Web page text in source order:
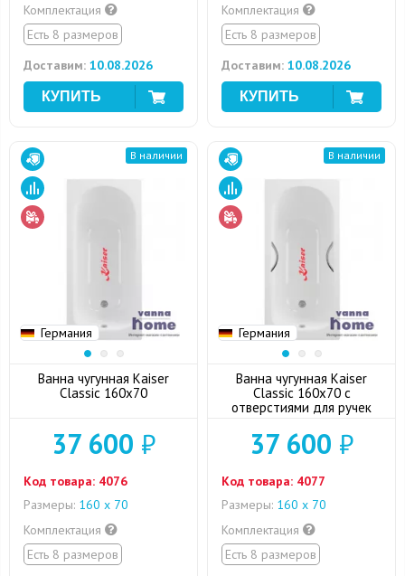
Комплектация
Есть 8 размеров
Доставим: 10.08.2026
Комплектация
Есть 8 размеров
Доставим: 10.08.2026
Германия
В наличии
Ванна чугунная Kaiser
Classic 160х70
37 600 ₽
Код товара: 4076
Размеры: 160 х 70
Комплектация
Есть 8 размеров
Германия
В наличии
Ванна чугунная Kaiser
Classic 160х70 с
отверстиями для ручек
37 600 ₽
Код товара: 4077
Размеры: 160 х 70
Комплектация
Есть 8 размеров